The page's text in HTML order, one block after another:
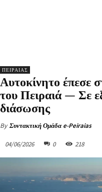
ΠΕΙΡΑΙΑΣ
Αυτοκίνητο έπεσε
του Πειραιά — Σε
διάσωσης
By Συντακτική Ομάδα e-Peiraias
04/06/2026 0 218